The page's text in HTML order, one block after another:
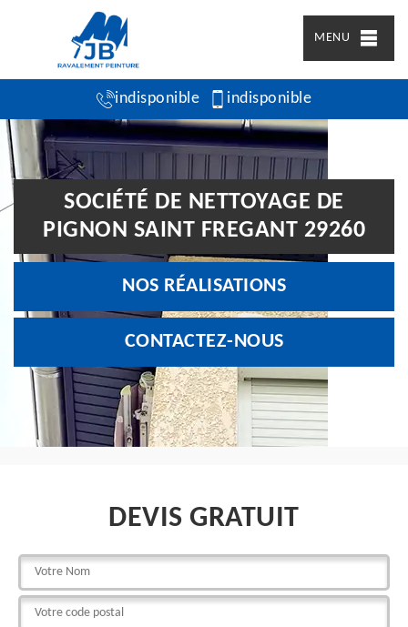
MENU
indisponible indisponible
SOCIÉTÉ DE NETTOYAGE DE
PIGNON SAINT FREGANT 29260
NOS RÉALISATIONS
CONTACTEZ-NOUS
DEVIS GRATUIT